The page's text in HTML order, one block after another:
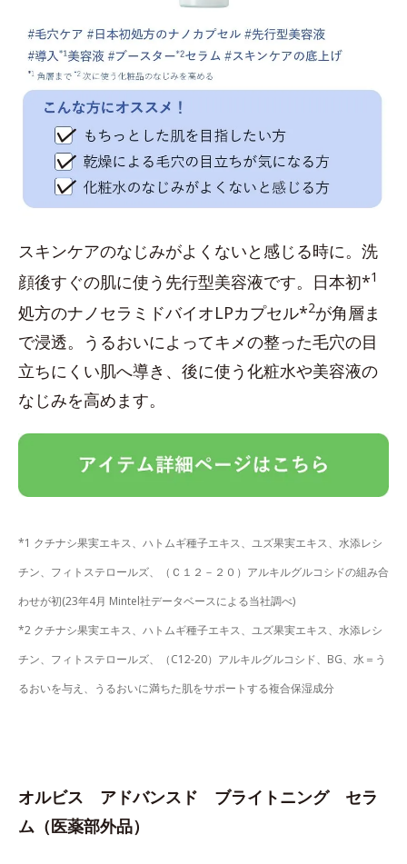
スキンケアのなじみがよくないと感じる時に。洗
顔後すぐの肌に使う先行型美容液です。日本初*1
処方のナノセラミドバイオLPカプセル*2が角層ま
で浸透。うるおいによってキメの整った毛穴の目
立ちにくい肌へ導き、後に使う化粧水や美容液の
なじみを高めます。
*1 クチナシ果実エキス、ハトムギ種子エキス、ユズ果実エキス、水添レシ
チン、フィトステロールズ、（Ｃ１２－２０）アルキルグルコシドの組み合
わせが初(23年4月 Mintel社データベースによる当社調べ)
*2 クチナシ果実エキス、ハトムギ種子エキス、ユズ果実エキス、水添レシ
チン、フィトステロールズ、（C12-20）アルキルグルコシド、BG、水＝う
るおいを与え、うるおいに満ちた肌をサポートする複合保湿成分
オルビス アドバンスド ブライトニング セラ
ム（医薬部外品）